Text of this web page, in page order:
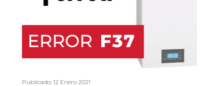
Publicado: 12 Enero 2021